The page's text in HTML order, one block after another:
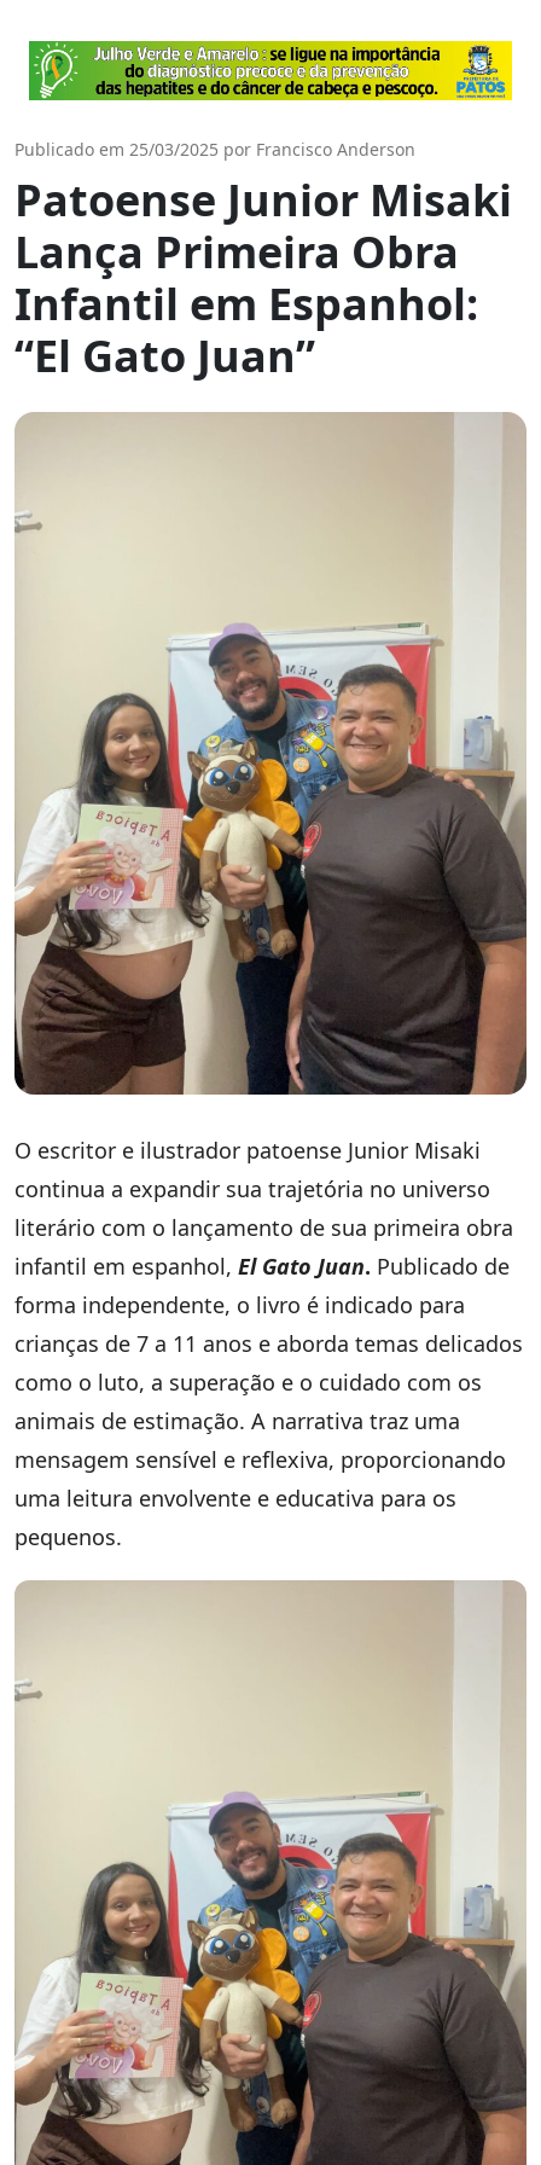
Publicado em 25/03/2025 por Francisco Anderson
Patoense Junior Misaki
Lança Primeira Obra
Infantil em Espanhol:
“El Gato Juan”
O escritor e ilustrador patoense Junior Misaki
continua a expandir sua trajetória no universo
literário com o lançamento de sua primeira obra
infantil em espanhol, El Gato Juan. Publicado de
forma independente, o livro é indicado para
crianças de 7 a 11 anos e aborda temas delicados
como o luto, a superação e o cuidado com os
animais de estimação. A narrativa traz uma
mensagem sensível e reflexiva, proporcionando
uma leitura envolvente e educativa para os
pequenos.